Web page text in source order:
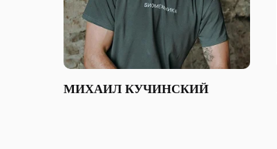
МИХАИЛ КУЧИНСКИЙ